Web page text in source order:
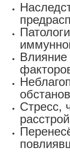
Влияние
Стресс,